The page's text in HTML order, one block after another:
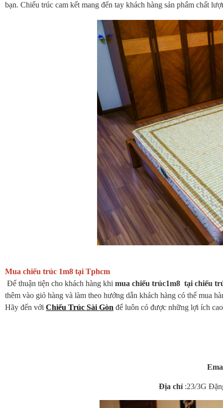
bạn. Chiếu trúc cam kết mang đến tay khách hàng sản phẩm chất
Mua chiếu trúc 1m8 tại Tphcm
Để thuận tiện cho khách hàng khi mua chiếu trúc1m8 tại chiếu
thêm vào giỏ hàng và làm theo hướng dẫn khách hàng có thể mua
Hãy đến với Chiếu Trúc Sài Gòn để luôn có được những lợi ích
Địa chỉ:23/3G